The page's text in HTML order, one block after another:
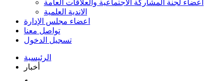
اعضاء لجنة المشاركة الاجتماعية والعلاقات العامة
الاندية العلمية
اعضاء مجلس الإدارة
تواصل معنا
تسجيل الدخول
الرئيسية
أخبار